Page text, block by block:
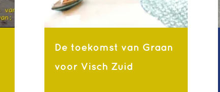
De toekomst van Graan
voor Visch Zuid